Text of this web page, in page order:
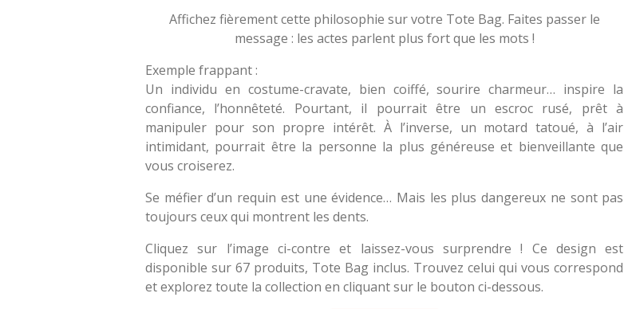
Affichez fièrement cette philosophie sur votre Tote Bag. Faites passer le
message : les actes parlent plus fort que les mots !
Exemple frappant :
Un individu en costume-cravate, bien coiffé, sourire charmeur… inspire la
confiance, l’honnêteté. Pourtant, il pourrait être un escroc rusé, prêt à
manipuler pour son propre intérêt. À l’inverse, un motard tatoué, à l’air
intimidant, pourrait être la personne la plus généreuse et bienveillante que
vous croiserez.
Se méfier d’un requin est une évidence… Mais les plus dangereux ne sont pas
toujours ceux qui montrent les dents.
Cliquez sur l’image ci-contre et laissez-vous surprendre ! Ce design est
disponible sur 67 produits, Tote Bag inclus. Trouvez celui qui vous correspond
et explorez toute la collection en cliquant sur le bouton ci-dessous.